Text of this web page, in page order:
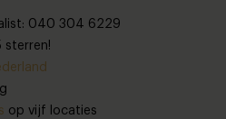
040 304 6229
sterren!
op vijf locaties